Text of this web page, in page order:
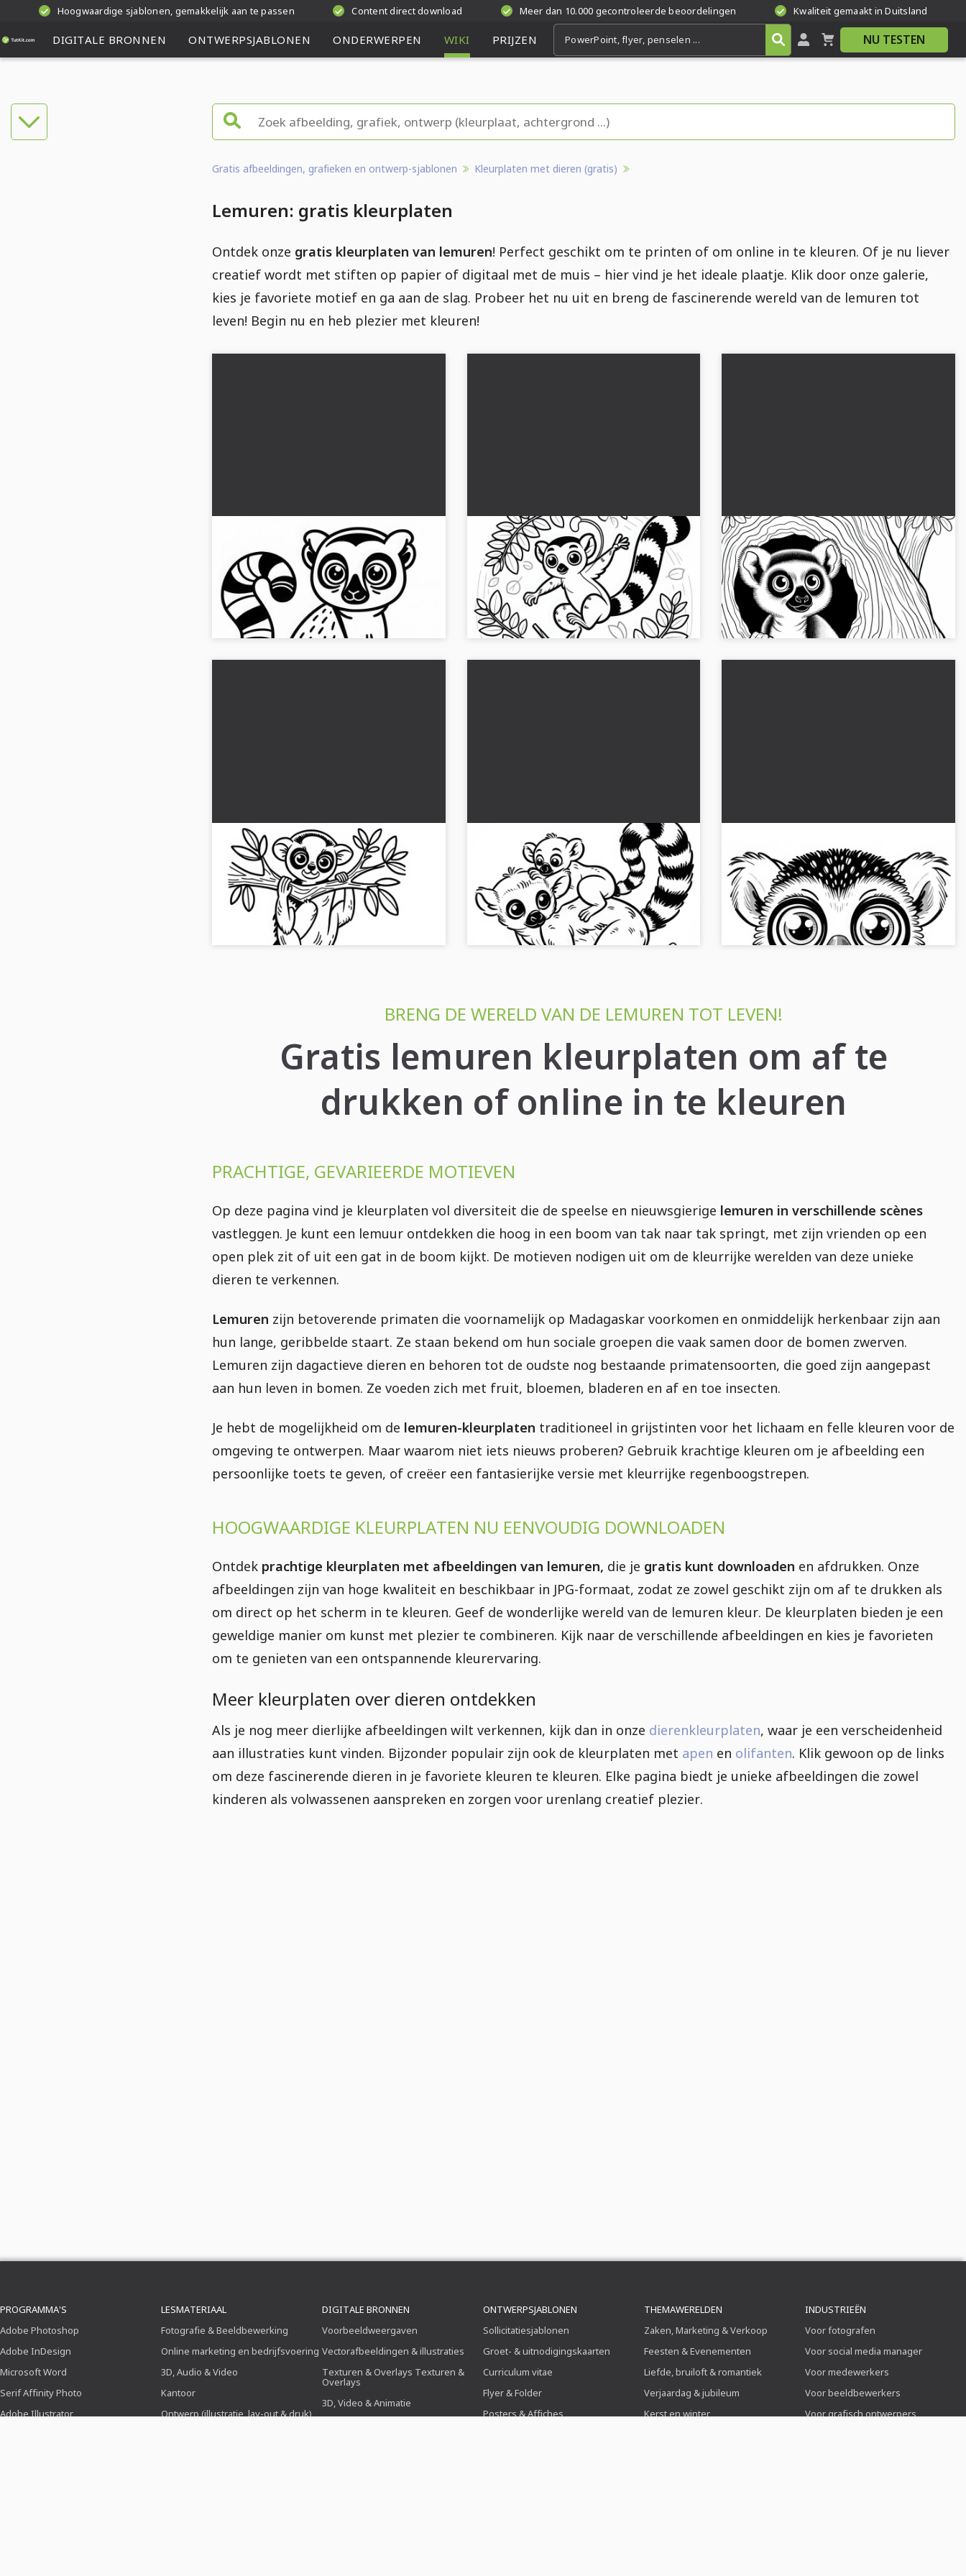
Hoogwaardige sjablonen, gemakkelijk aan te passen Content direct download Meer dan 10.000 gecontroleerde beoordelingen Kwaliteit gemaakt in Duitsland
DIGITALE BRONNEN ONTWERPSJABLONEN ONDERWERPEN WIKI PRIJZEN NU TESTEN
Gratis afbeeldingen, grafieken en ontwerp-sjablonen Kleurplaten met dieren (gratis)
Lemuren: gratis kleurplaten
Ontdek onze gratis kleurplaten van lemuren! Perfect geschikt om te printen of om online in te kleuren. Of je nu liever
creatief wordt met stiften op papier of digitaal met de muis – hier vind je het ideale plaatje. Klik door onze galerie,
kies je favoriete motief en ga aan de slag. Probeer het nu uit en breng de fascinerende wereld van de lemuren tot
leven! Begin nu en heb plezier met kleuren!
Kleurplaat van een lemuur om in te
kleuren en te downloaden
Ontdek de schattige lemur kleurplaat.
Download hem gratis en kleur hem online in....
Ringelschwanzlemur springt met
uitgespreide armen van de ene tak
naar de andere - Kleurplaat
Download de kleurplaat van een ringstaartmaki
die springt! Download de afbeelding gratis en
geniet van creatief kleurplezier....
Nieuwsgierige lemur gluurt vanuit
boomstam – Kleurplaat gratis
Ervaar de nieuwsgierige lemur uit onze gratis
kleurplaat! Download het en begin nu met
kleuren....
Lemur hangt aan tak – Kleurplaat
gratis
Ontdek onze kleurplaat van een ringstaartmaki
op een tak. Download de afbeelding gratis en
breng het tot leven met kleuren!...
Lemurenbaby klemt zich vast aan
de rug van zijn moeder - Gratis
kleurplaat
Ontdek een schattig lemurenbaby dat zich aan
de rug van zijn moeder vasthoudt. Download
nu de gratis kleurplaat!...
Lemur kijkt met gigantische ogen
recht in de camera - Kleurplaat
gratis
Ontdek de kleurplaat van een nieuwsgierige
lemuur. Download het gratis en breng het tot
leven!...
BRENG DE WERELD VAN DE LEMUREN TOT LEVEN!
Gratis lemuren kleurplaten om af te
drukken of online in te kleuren
PRACHTIGE, GEVARIEERDE MOTIEVEN
Op deze pagina vind je kleurplaten vol diversiteit die de speelse en nieuwsgierige lemuren in verschillende scènes
vastleggen. Je kunt een lemuur ontdekken die hoog in een boom van tak naar tak springt, met zijn vrienden op een
open plek zit of uit een gat in de boom kijkt. De motieven nodigen uit om de kleurrijke werelden van deze unieke
dieren te verkennen.
Lemuren zijn betoverende primaten die voornamelijk op Madagaskar voorkomen en onmiddelijk herkenbaar zijn aan
hun lange, geribbelde staart. Ze staan bekend om hun sociale groepen die vaak samen door de bomen zwerven.
Lemuren zijn dagactieve dieren en behoren tot de oudste nog bestaande primatensoorten, die goed zijn aangepast
aan hun leven in bomen. Ze voeden zich met fruit, bloemen, bladeren en af en toe insecten.
Je hebt de mogelijkheid om de lemuren-kleurplaten traditioneel in grijstinten voor het lichaam en felle kleuren voor de
omgeving te ontwerpen. Maar waarom niet iets nieuws proberen? Gebruik krachtige kleuren om je afbeelding een
persoonlijke toets te geven, of creëer een fantasierijke versie met kleurrijke regenboogstrepen.
HOOGWAARDIGE KLEURPLATEN NU EENVOUDIG DOWNLOADEN
Ontdek prachtige kleurplaten met afbeeldingen van lemuren, die je gratis kunt downloaden en afdrukken. Onze
afbeeldingen zijn van hoge kwaliteit en beschikbaar in JPG-formaat, zodat ze zowel geschikt zijn om af te drukken als
om direct op het scherm in te kleuren. Geef de wonderlijke wereld van de lemuren kleur. De kleurplaten bieden je een
geweldige manier om kunst met plezier te combineren. Kijk naar de verschillende afbeeldingen en kies je favorieten
om te genieten van een ontspannende kleurervaring.
Meer kleurplaten over dieren ontdekken
Als je nog meer dierlijke afbeeldingen wilt verkennen, kijk dan in onze dierenkleurplaten, waar je een verscheidenheid
aan illustraties kunt vinden. Bijzonder populair zijn ook de kleurplaten met apen en olifanten. Klik gewoon op de links
om deze fascinerende dieren in je favoriete kleuren te kleuren. Elke pagina biedt je unieke afbeeldingen die zowel
kinderen als volwassenen aanspreken en zorgen voor urenlang creatief plezier.
PROGRAMMA'S
Adobe Photoshop
Adobe InDesign
Microsoft Word
Serif Affinity Photo
Adobe Illustrator
LESMATERIAAL
Fotografie & Beeldbewerking
Online marketing en bedrijfsvoering
3D, Audio & Video
Kantoor
Ontwerp (illustratie, lay-out & druk)
DIGITALE BRONNEN
Voorbeeldweergaven
Vectorafbeeldingen & illustraties
Texturen & Overlays Texturen &
Overlays
3D, Video & Animatie
ONTWERPSJABLONEN
Sollicitatiesjablonen
Groet- & uitnodigingskaarten
Curriculum vitae
Flyer & Folder
Posters & Affiches
THEMAWERELDEN
Zaken, Marketing & Verkoop
Feesten & Evenementen
Liefde, bruiloft & romantiek
Verjaardag & jubileum
Kerst en winter
INDUSTRIEËN
Voor fotografen
Voor social media manager
Voor medewerkers
Voor beeldbewerkers
Voor grafisch ontwerpers